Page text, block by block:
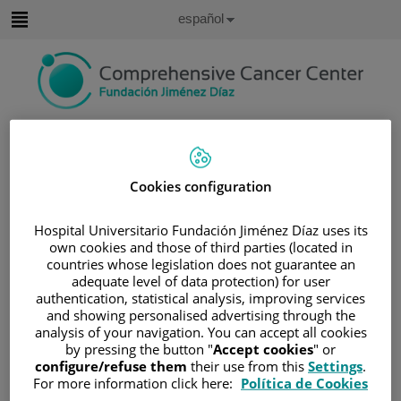
contenido
de
Idioma
Español
/SOBRE EL CÁNCER
INFORMACIÓN Y SOPORTE AL PACIENTE
/TIPOS DE CÁNCER
/ÁREA DE NEOPLASIAS HEMATOLÓGICAS
/LINFOMAS /LINFOMA NO HODGKIN
NEOPLASIAS DE CÉLULAS B
/LINFOMAS CÉLULAS B DIFUSO DE CÉLULAS
GRANDES (LBDCG)
Cookies configuration
Hospital Universitario Fundación Jiménez Díaz uses its
own cookies and those of third parties (located in
countries whose legislation does not guarantee an
adequate level of data protection) for user
authentication, statistical analysis, improving services
and showing personalised advertising through the
analysis of your navigation. You can accept all cookies
by pressing the button "Accept cookies" or
configure/refuse them their use from this Settings.
For more information click here: Política de Cookies